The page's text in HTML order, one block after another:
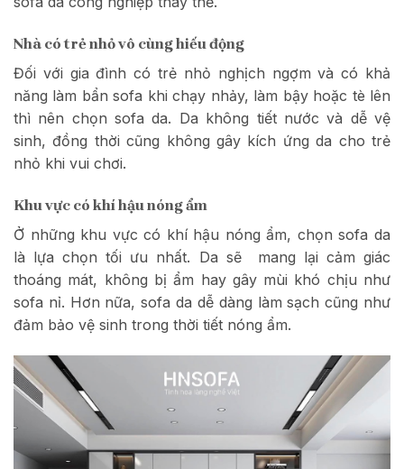
Nhà có trẻ nhỏ vô cùng hiếu động
Đối với gia đình có trẻ nhỏ nghịch ngợm và có khả
năng làm bẩn sofa khi chạy nhảy, làm bậy hoặc tè lên
thì nên chọn sofa da. Da không tiết nước và dễ vệ
sinh, đồng thời cũng không gây kích ứng da cho trẻ
nhỏ khi vui chơi.
Khu vực có khí hậu nóng ẩm
Ở những khu vực có khí hậu nóng ẩm, chọn sofa da
là lựa chọn tối ưu nhất. Da sẽ mang lại cảm giác
thoáng mát, không bị ẩm hay gây mùi khó chịu như
sofa nỉ. Hơn nữa, sofa da dễ dàng làm sạch cũng như
đảm bảo vệ sinh trong thời tiết nóng ẩm.